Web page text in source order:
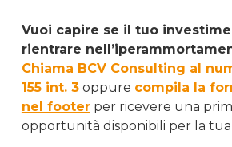
Vuoi capire se il tuo
rientrare
Chiama BCV Consulting al
155 int. 3oppure compila la
nel footerper ricevere una
opportunità disponibili per la tua